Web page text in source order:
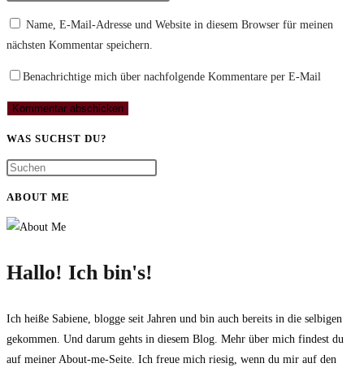
Benutzernamen
Kommentieren
zum
ein
ein
Name, E-Mail-Adresse und Website in diesem Browser für meinen
nächsten Kommentar speichern.
Benachrichtige mich über nachfolgende Kommentare per E-Mail
WAS SUCHST DU?
ABOUT ME
Hallo! Ich bin's!
Ich heiße Sabiene, blogge seit Jahren und bin auch bereits in die selbigen
gekommen. Und darum gehts in diesem Blog. Mehr über mich findest du
auf meiner About-me-Seite. Ich freue mich riesig, wenn du mir auf den